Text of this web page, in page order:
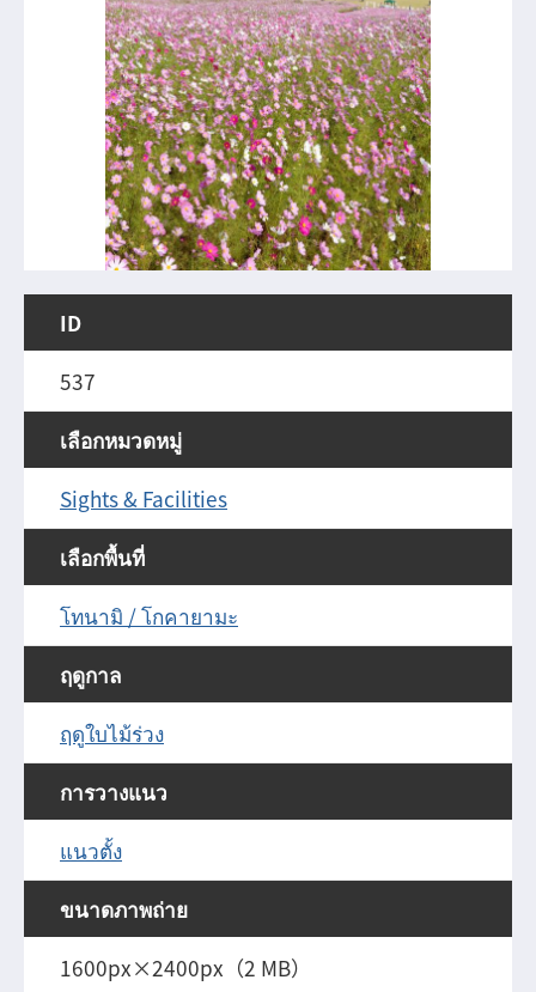
ID
537
เลือกหมวดหมู่
Sights & Facilities
เลือกพื้นที่
โทนามิ / โกคายามะ
ฤดูกาล
ฤดูใบไม้ร่วง
การวางแนว
แนวตั้ง
ขนาดภาพถ่าย
1600px×2400px（2 MB）